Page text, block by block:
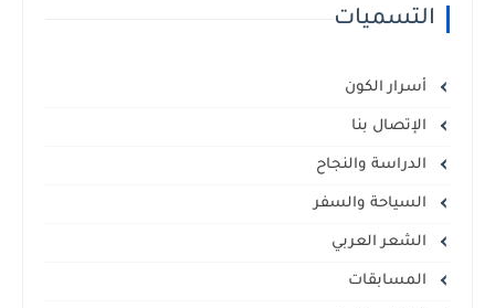
التسميات
أسرار الكون
الإتصال بنا
الدراسة والنجاح
السياحة والسفر
الشعر العربي
المسابقات